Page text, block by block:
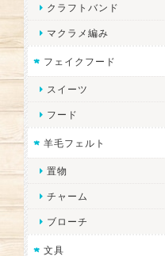
クラフトバンド
マクラメ編み
フェイクフード
スイーツ
フード
羊毛フェルト
置物
チャーム
ブローチ
文具